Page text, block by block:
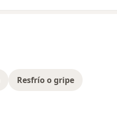
Resfrío o gripe